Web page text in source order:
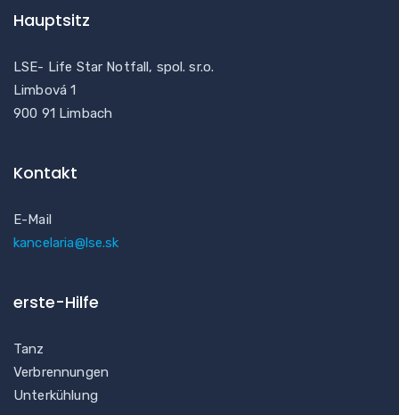
Hauptsitz
LSE- Life Star Notfall, spol. sr.o.
Limbová 1
900 91 Limbach
Kontakt
E-Mail
kancelaria@lse.sk
erste-Hilfe
Tanz
Verbrennungen
Unterkühlung